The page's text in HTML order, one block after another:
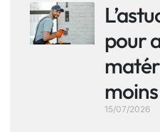
pour
15/07/2026